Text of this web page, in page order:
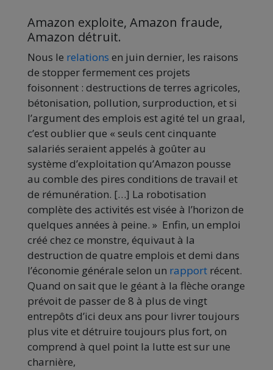
Amazon exploite, Amazon fraude,
Amazon détruit.
Nous le relations en juin dernier, les raisons
de stopper fermement ces projets
foisonnent : destructions de terres agricoles,
bétonisation, pollution, surproduction, et si
l’argument des emplois est agité tel un graal,
c’est oublier que « seuls cent cinquante
salariés seraient appelés à goûter au
système d’exploitation qu’Amazon pousse
au comble des pires conditions de travail et
de rémunération. […] La robotisation
complète des activités est visée à l’horizon de
quelques années à peine. » Enfin, un emploi
créé chez ce monstre, équivaut à la
destruction de quatre emplois et demi dans
l’économie générale selon un rapport récent.
Quand on sait que le géant à la flèche orange
prévoit de passer de 8 à plus de vingt
entrepôts d’ici deux ans pour livrer toujours
plus vite et détruire toujours plus fort, on
comprend à quel point la lutte est sur une
charnière,